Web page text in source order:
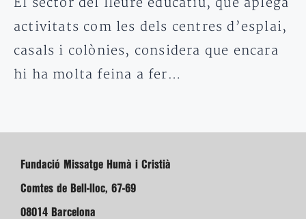
El sector del lleure educatiu, que aplega
activitats com les dels centres d’esplai,
casals i colònies, considera que encara
hi ha molta feina a fer…
Fundació Missatge Humà i Cristià
Comtes de Bell-lloc, 67-69
08014 Barcelona